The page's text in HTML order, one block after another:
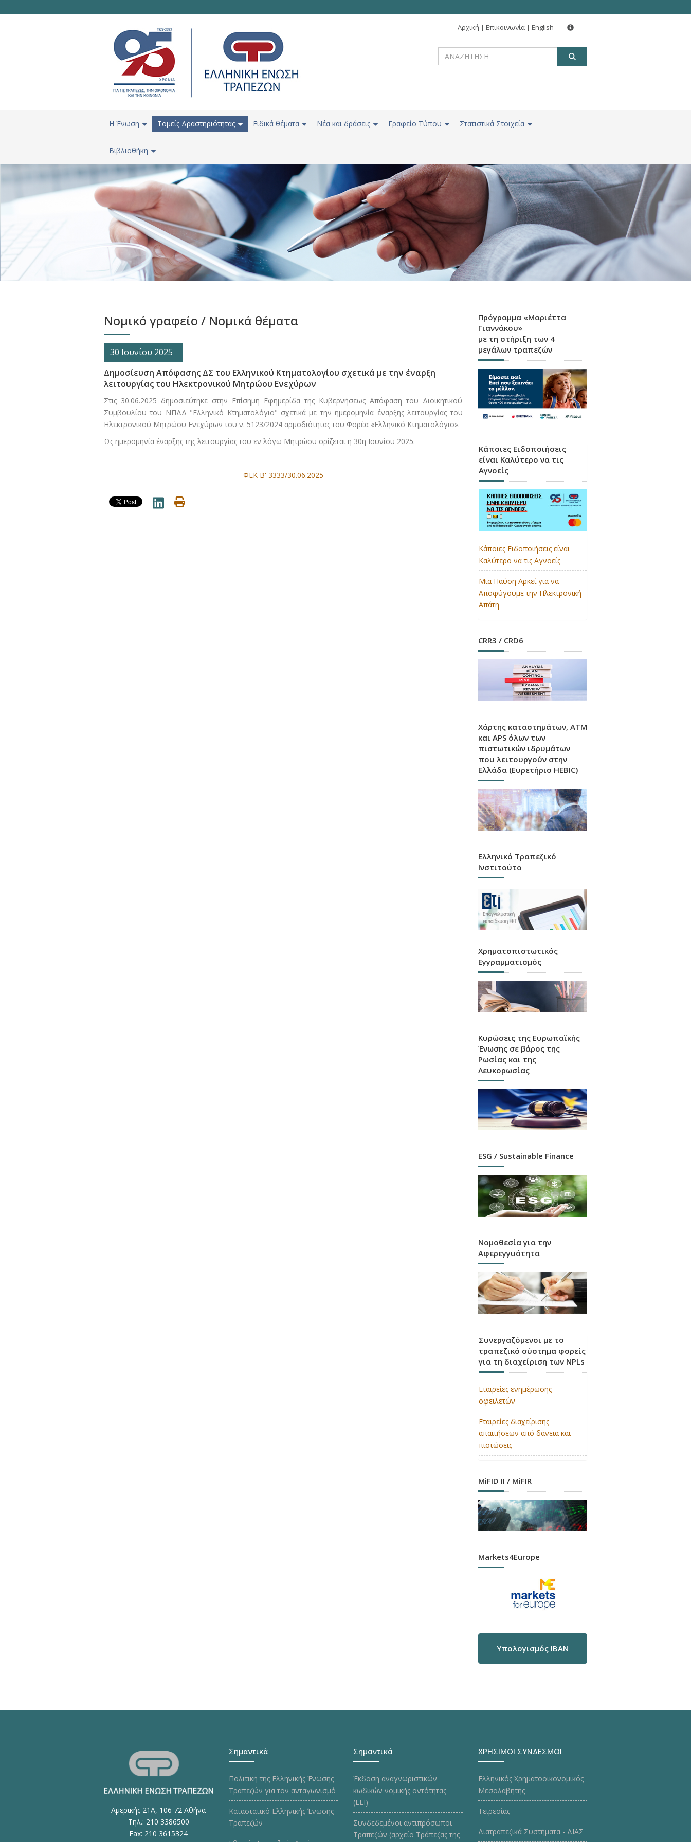
Αρχική | Επικοινωνία | English
H Ένωση Τομείς Δραστηριότητας Ειδικά θέματα Νέα και δράσεις Γραφείο Τύπου Στατιστικά Στοιχεία
Βιβλιοθήκη
Νομικό γραφείο / Νομικά θέματα
30 Ιουνίου 2025
Δημοσίευση Απόφασης ΔΣ του Ελληνικού Κτηματολογίου σχετικά με την έναρξη
λειτουργίας του Ηλεκτρονικού Μητρώου Ενεχύρων
Στις 30.06.2025 δημοσιεύτηκε στην Επίσημη Εφημερίδα της Κυβερνήσεως Απόφαση του Διοικητικού
Συμβουλίου του ΝΠΔΔ "Ελληνικό Κτηματολόγιο" σχετικά με την ημερομηνία έναρξης λειτουργίας του
Ηλεκτρονικού Μητρώου Ενεχύρων του ν. 5123/2024 αρμοδιότητας του Φορέα «Ελληνικό Κτηματολόγιο».
Ως ημερομηνία έναρξης της λειτουργίας του εν λόγω Μητρώου ορίζεται η 30η Ιουνίου 2025.
ΦΕΚ Β' 3333/30.06.2025
Πρόγραμμα «Μαριέττα
Γιαννάκου»
με τη στήριξη των 4
μεγάλων τραπεζών
Κάποιες Ειδοποιήσεις
είναι Καλύτερο να τις
Αγνοείς
Κάποιες Ειδοποιήσεις είναι
Καλύτερο να τις Αγνοείς
Μια Παύση Αρκεί για να
Αποφύγουμε την Ηλεκτρονική
Απάτη
CRR3 / CRD6
Χάρτης καταστημάτων, ATM
και APS όλων των
πιστωτικών ιδρυμάτων
που λειτουργούν στην
Ελλάδα (Ευρετήριο HEBIC)
Ελληνικό Τραπεζικό
Ινστιτούτο
Χρηματοπιστωτικός
Εγγραμματισμός
Κυρώσεις της Ευρωπαϊκής
Ένωσης σε βάρος της
Ρωσίας και της
Λευκορωσίας
ESG / Sustainable Finance
Νομοθεσία για την
Αφερεγγυότητα
Συνεργαζόμενοι με το
τραπεζικό σύστημα φορείς
για τη διαχείριση των NPLs
Εταιρείες ενημέρωσης
οφειλετών
Εταιρείες διαχείρισης
απαιτήσεων από δάνεια και
πιστώσεις
MiFID II / MiFIR
Markets4Europe
Υπολογισμός IBAN
Αμερικής 21Α, 106 72 Αθήνα
Τηλ.: 210 3386500
Fax: 210 3615324
Σημαντικά
Πολιτική της Ελληνικής Ένωσης
Τραπεζών για τον ανταγωνισμό
Καταστατικό Ελληνικής Ένωσης
Τραπεζών
Σημαντικά
Έκδοση αναγνωριστικών
κωδικών νομικής οντότητας
(LEI)
Συνδεδεμένοι αντιπρόσωποι
Τραπεζών (αρχείο Τράπεζας της
ΧΡΗΣΙΜΟΙ ΣΥΝΔΕΣΜΟΙ
Ελληνικός Χρηματοοικονομικός
Μεσολαβητής
Τειρεσίας
Διατραπεζικά Συστήματα - ΔΙΑΣ